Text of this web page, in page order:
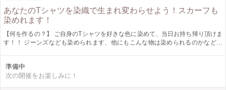
あなたのTシャツを染織で生まれ変わらせよう！スカーフも
染めれます！
【何を作るの？】 ご自身のTシャツを好きな色に染めて、当日お持ち帰り頂けま
す！！ ジーンズなども染められます、他にもこんな物は染められるのかなど疑
地で染める物をご購入される場合は現金でのお支払いになります。 《染める素
材》 綿、麻、シルク、レーヨンであれば染められます。 ポリエステルの場合は
準備中
次の開催をお楽しみに！